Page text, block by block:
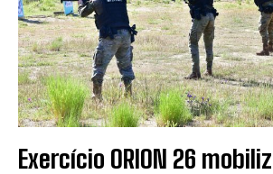
Exercício ORION 26